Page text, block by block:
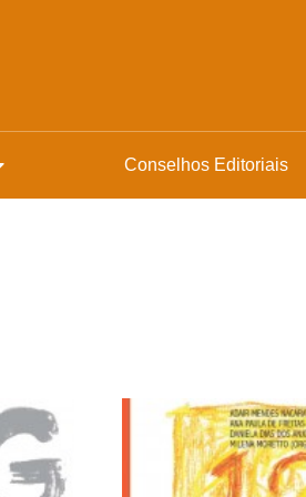
Conselhos Editoriais